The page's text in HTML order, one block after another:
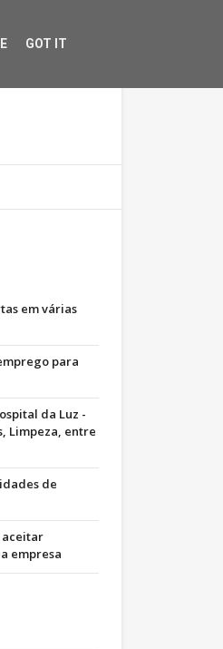
em várias
para
da Luz -
Limpeza, entre
de
aceitar
empresa
GOT IT